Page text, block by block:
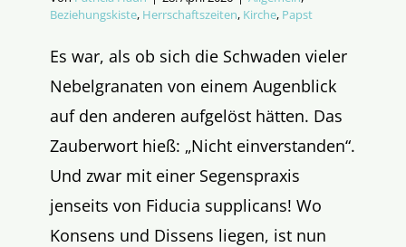
Beziehungskiste, Herrschaftszeiten, Kirche, Papst
Es war, als ob sich die Schwaden vieler
Nebelgranaten von einem Augenblick
auf den anderen aufgelöst hätten. Das
Zauberwort hieß: „Nicht einverstanden“.
Und zwar mit einer Segenspraxis
jenseits von Fiducia supplicans! Wo
Konsens und Dissens liegen, ist nun